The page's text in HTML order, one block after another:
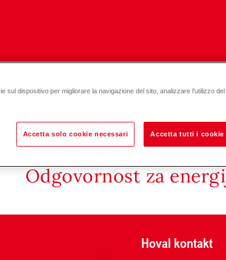
Odgovornost za
Hoval kontakt
sul dispositivo per migliorare la navigazione del sito, analizzare l'utilizzo del
Accetta solo cookie necessari Accetta tutti i cookie